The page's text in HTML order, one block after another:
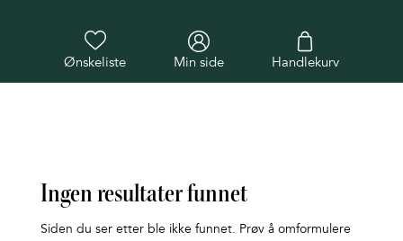
Ønskeliste Min side Handlekurv
Ingen resultater funnet
Siden du ser etter ble ikke funnet. Prøv å omformulere